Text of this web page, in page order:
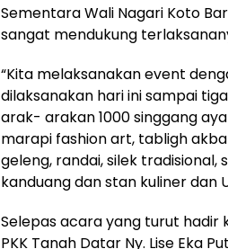
Sementara Wali Nagari Koto
sangat mendukung
“Kita melaksanakan event
dilaksanakan hari ini sampai
arak- arakan 1000 singgang
marapi fashion art, tabligh
geleng, randai, silek tradisional,
kanduang dan stan kuliner dan
Selepas acara yang turut hadir
PKK Tanah Datar Ny. Lise Eka